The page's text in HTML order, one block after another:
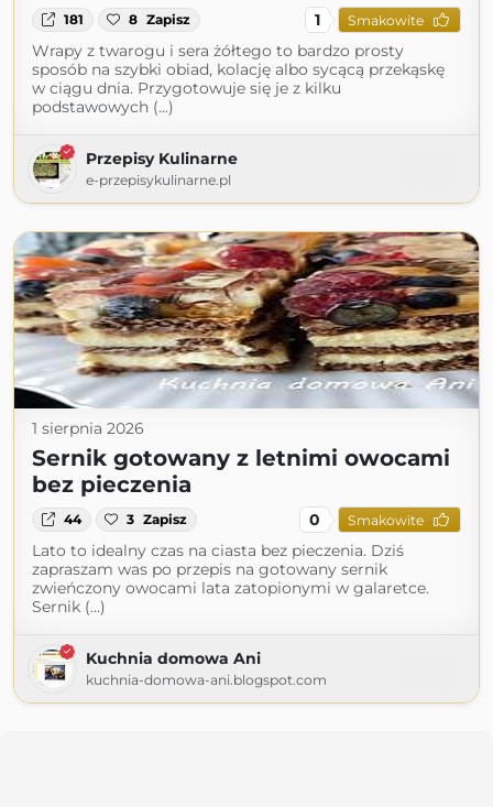
181 8 Zapisz 1 Smakowite
Wrapy z twarogu i sera żółtego to bardzo prosty
sposób na szybki obiad, kolację albo sycącą przekąskę
w ciągu dnia. Przygotowuje się je z kilku
podstawowych (...)
Przepisy Kulinarne
e-przepisykulinarne.pl
1 sierpnia 2026
Sernik gotowany z letnimi owocami
bez pieczenia
44 3 Zapisz 0 Smakowite
Lato to idealny czas na ciasta bez pieczenia. Dziś
zapraszam was po przepis na gotowany sernik
zwieńczony owocami lata zatopionymi w galaretce.
Sernik (...)
Kuchnia domowa Ani
kuchnia-domowa-ani.blogspot.com